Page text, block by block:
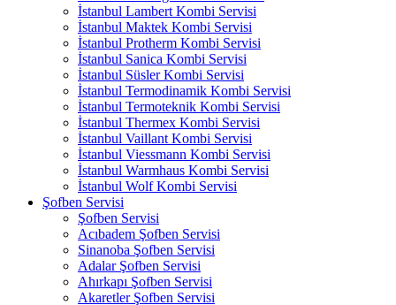
İstanbul Lambert Kombi Servisi
İstanbul Maktek Kombi Servisi
İstanbul Protherm Kombi Servisi
İstanbul Sanica Kombi Servisi
İstanbul Süsler Kombi Servisi
İstanbul Termodinamik Kombi Servisi
İstanbul Termoteknik Kombi Servisi
İstanbul Thermex Kombi Servisi
İstanbul Vaillant Kombi Servisi
İstanbul Viessmann Kombi Servisi
İstanbul Warmhaus Kombi Servisi
İstanbul Wolf Kombi Servisi
Şofben Servisi
Şofben Servisi
Acıbadem Şofben Servisi
Sinanoba Şofben Servisi
Adalar Şofben Servisi
Ahırkapı Şofben Servisi
Akaretler Şofben Servisi